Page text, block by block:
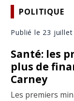
POLITIQUE
Publié le 23 juillet
Santé: les
plus de
Carney
Les premiers